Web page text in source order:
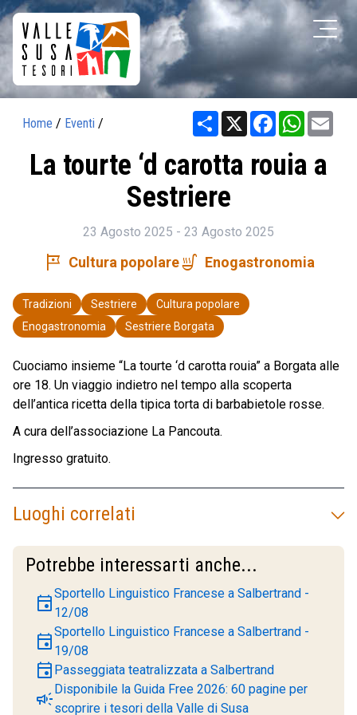
Home / Eventi / Share X Facebook
La tourte ‘d carotta rouia a
Sestriere
23 Agosto 2025 - 23 Agosto 2025
tour Cultura popolaresoup_kitchen Enogastronomia
Tradizioni Sestriere
Cultura popolare
Enogastronomia
Sestriere Borgata
Cuociamo insieme “La tourte ‘d carotta rouia” a Borgata alle
ore 18. Un viaggio indietro nel tempo alla scoperta
dell’antica ricetta della tipica torta di barbabietole rosse.
A cura dell’associazione La Pancouta.
Ingresso gratuito.
Luoghi correlati
Potrebbe interessarti anche...
eventSportello Linguistico Francese a Salbertrand -
12/08
eventSportello Linguistico Francese a Salbertrand -
19/08
event Passeggiata teatralizzata a Salbertrand
campaignDisponibile la Guida Free 2026: 60 pagine per
scoprire i tesori della Valle di Susa